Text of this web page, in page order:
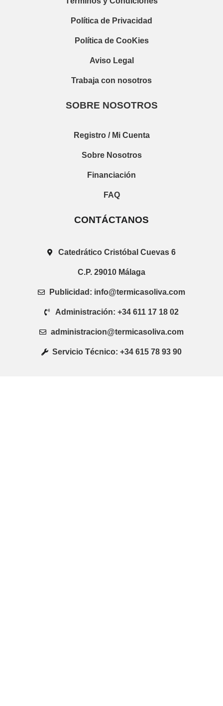
Política de Privacidad
Política de CooKies
Aviso Legal
Trabaja con nosotros
SOBRE NOSOTROS
Registro / Mi Cuenta
Sobre Nosotros
Financiación
FAQ
CONTÁCTANOS
Catedrático Cristóbal Cuevas 6
C.P. 29010 Málaga
Publicidad: info@termicasoliva.com
Administración: +34 611 17 18 02
administracion@termicasoliva.com
Servicio Técnico: +34 615 78 93 90